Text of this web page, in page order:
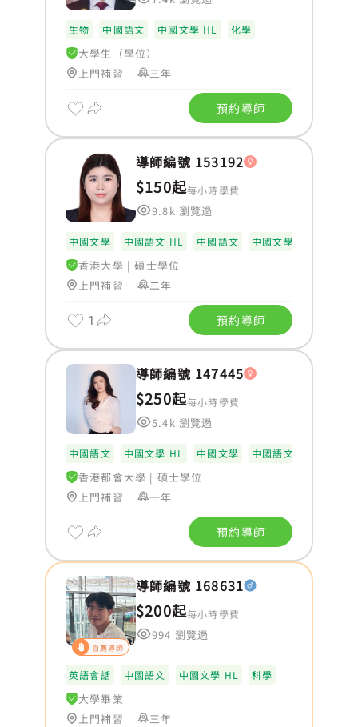
生物 中國語文 中國文學 HL 化學
大學生（學位）
上門補習
三年
預約導師
導師編號 153192
$150起每小時學費
9.8k 瀏覽過
中國文學 中國語文 HL 中國語文 中國文學 HL
香港大學 |碩士學位
上門補習
二年
1 預約導師
導師編號 147445
$250起每小時學費
5.4k 瀏覽過
中國語文 中國文學 HL 中國文學 中國語文 HL
香港都會大學 | 碩士學位
上門補習
一年
預約導師
自薦導師
導師編號 168631
$200起每小時學費
994 瀏覽過
英語會話 中國語文 中國文學 HL 科學
大學畢業
上門補習
三年